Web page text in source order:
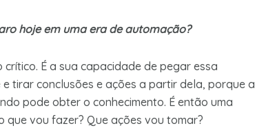
hoje em uma era de automação?
É a sua capacidade de pegar essa
tirar conclusões e ações a partir dela, porque a
pode obter o conhecimento. É então uma
que vou fazer? Que ações vou tomar?